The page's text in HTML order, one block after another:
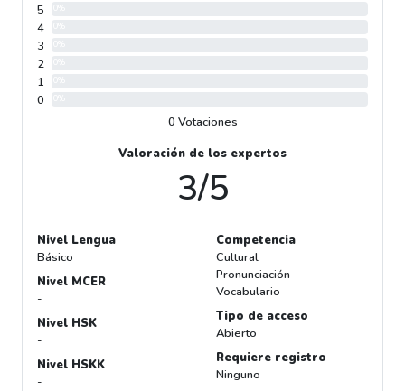
5
4
3
2
1
0
0 Votaciones
Valoración de los expertos
3/5
Nivel Lengua
Básico
Nivel MCER
-
Nivel HSK
-
Nivel HSKK
-
Competencia
Cultural
Pronunciación
Vocabulario
Tipo de acceso
Abierto
Requiere registro
Ninguno